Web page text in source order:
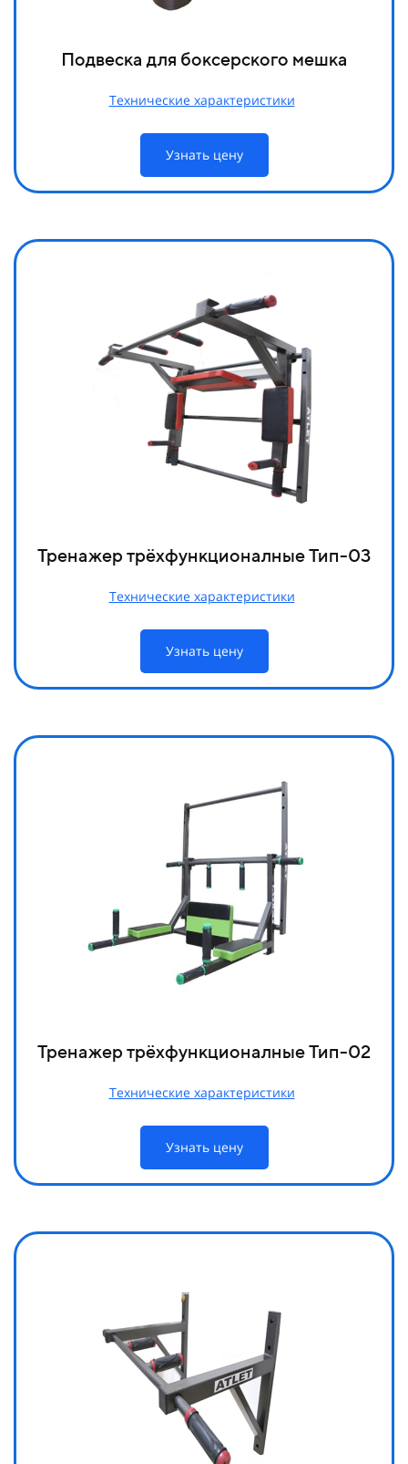
Подвеска для боксерского мешка
Технические характеристики
Узнать цену
Тренажер трёхфункционалные Тип-03
Технические характеристики
Узнать цену
Тренажер трёхфункционалные Тип-02
Технические характеристики
Узнать цену